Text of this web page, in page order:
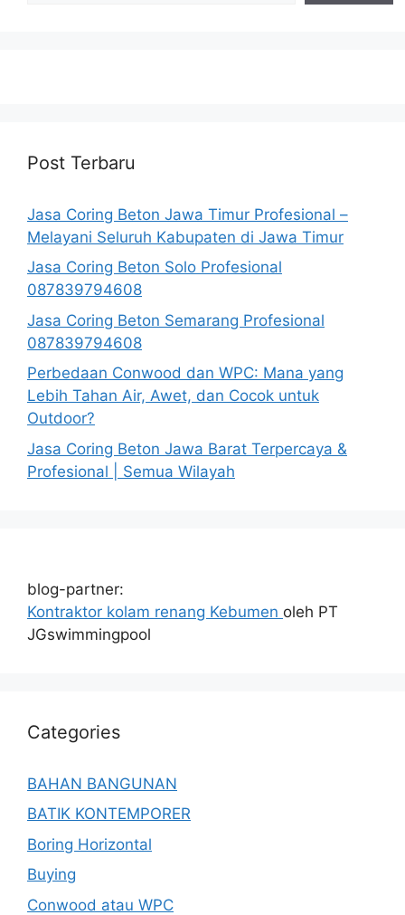
Post Terbaru
Jasa Coring Beton Jawa Timur Profesional –
Melayani Seluruh Kabupaten di Jawa Timur
Jasa Coring Beton Solo Profesional
087839794608
Jasa Coring Beton Semarang Profesional
087839794608
Perbedaan Conwood dan WPC: Mana yang
Lebih Tahan Air, Awet, dan Cocok untuk
Outdoor?
Jasa Coring Beton Jawa Barat Terpercaya &
Profesional | Semua Wilayah
blog-partner:
Kontraktor kolam renang Kebumen oleh PT
JGswimmingpool
Categories
BAHAN BANGUNAN
BATIK KONTEMPORER
Boring Horizontal
Buying
Conwood atau WPC